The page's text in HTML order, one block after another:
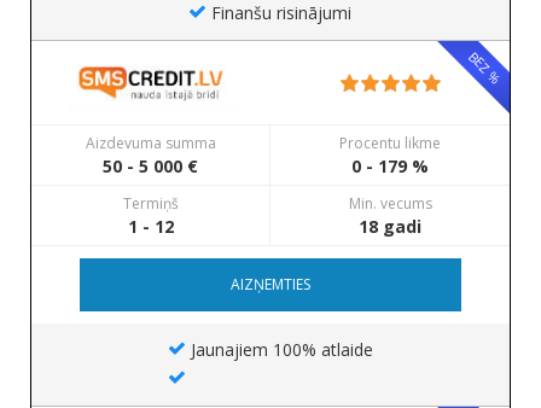
Finanšu risinājumi
BEZ %
Aizdevuma summa
50 - 5 000 €
Procentu likme
0 - 179 %
Termiņš
1 - 12
Min. vecums
18 gadi
AIZŅEMTIES
Jaunajiem 100% atlaide